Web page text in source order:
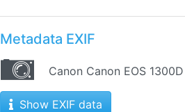
Metadata EXIF
Canon Canon EOS 1300D
Show EXIF data